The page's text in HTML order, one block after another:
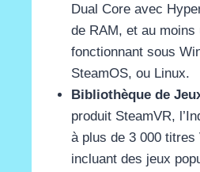
Dual Core avec
de RAM, et au moins
fonctionnant sous
SteamOS, ou Linux​​.
Bibliothèque de
produit SteamVR,
à plus de 3 000 titres
incluant des jeux